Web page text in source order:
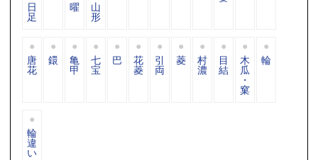
日
足
曜 山
形
唐
花
鐶 亀
甲
七
宝
巴 花
菱
引
両
菱 村
濃
目
結
木
瓜
・
窠
輪
輪
違
い